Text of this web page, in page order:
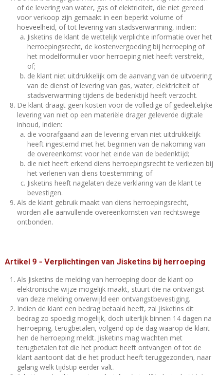
of de levering van water, gas of elektriciteit, die niet gereed
voor verkoop zijn gemaakt in een beperkt volume of
hoeveelheid, of tot levering van stadsverwarming, indien:
Jisketins de klant de wettelijk verplichte informatie over het
herroepingsrecht, de kostenvergoeding bij herroeping of
het modelformulier voor herroeping niet heeft verstrekt,
of;
de klant niet uitdrukkelijk om de aanvang van de uitvoering
van de dienst of levering van gas, water, elektriciteit of
stadsverwarming tijdens de bedenktijd heeft verzocht.
De klant draagt geen kosten voor de volledige of gedeeltelijke
levering van niet op een materiële drager geleverde digitale
inhoud, indien:
die voorafgaand aan de levering ervan niet uitdrukkelijk
heeft ingestemd met het beginnen van de nakoming van
de overeenkomst voor het einde van de bedenktijd;
die niet heeft erkend diens herroepingsrecht te verliezen bij
het verlenen van diens toestemming; of
Jisketins heeft nagelaten deze verklaring van de klant te
bevestigen.
Als de klant gebruik maakt van diens herroepingsrecht,
worden alle aanvullende overeenkomsten van rechtswege
ontbonden.
Artikel 9 - Verplichtingen van Jisketins bij herroeping
Als Jisketins de melding van herroeping door de klant op
elektronische wijze mogelijk maakt, stuurt die na ontvangst
van deze melding onverwijld een ontvangstbevestiging.
Indien de klant een bedrag betaald heeft, zal Jisketins dit
bedrag zo spoedig mogelijk, doch uiterlijk binnen 14 dagen na
herroeping, terugbetalen, volgend op de dag waarop de klant
hen de herroeping meldt. Jisketins mag wachten met
terugbetalen tot die het product heeft ontvangen of tot de
klant aantoont dat die het product heeft teruggezonden, naar
gelang welk tijdstip eerder valt.